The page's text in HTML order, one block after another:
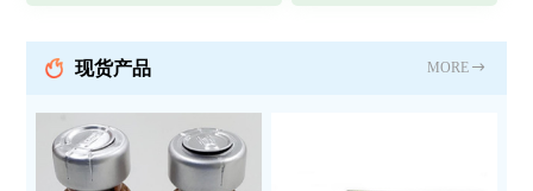
现货产品 MORE